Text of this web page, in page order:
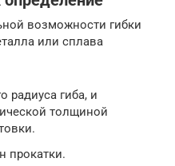
возможности гибки
или сплава
радиуса гиба, и
толщиной
прокатки.